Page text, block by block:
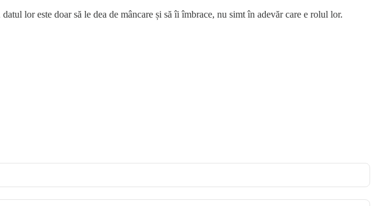
lor este doar să le dea de mâncare și să îi îmbrace, nu simt în adevăr care e rolul lor.